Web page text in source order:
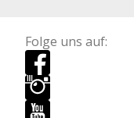
Folge uns auf: